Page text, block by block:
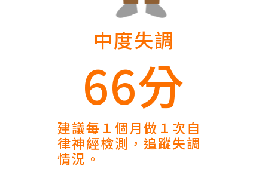
中度失調
66分
建議每１個月做１次自
律神經檢測，追蹤失調
情況。